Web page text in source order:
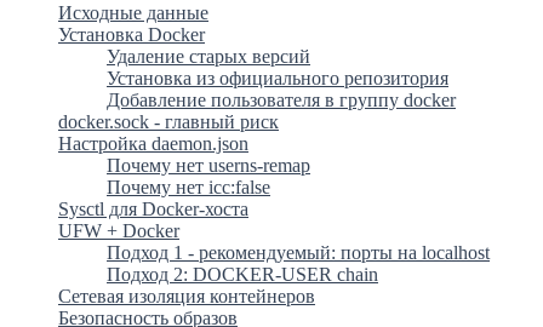
Исходные данные
Установка Docker
Удаление старых версий
Установка из официального репозитория
Добавление пользователя в группу docker
docker.sock - главный риск
Настройка daemon.json
Почему нет userns-remap
Почему нет icc:false
Sysctl для Docker-хоста
UFW + Docker
Подход 1 - рекомендуемый: порты на localhost
Подход 2: DOCKER-USER chain
Сетевая изоляция контейнеров
Безопасность образов